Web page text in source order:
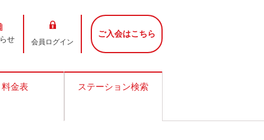
せ 会員ログイン
ご入会はこちら
料金表 ステーション検索